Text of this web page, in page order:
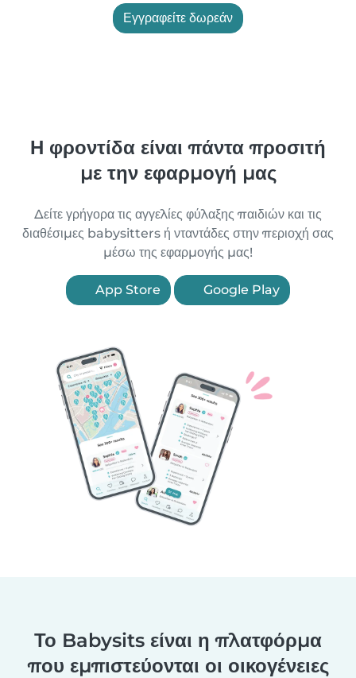
Εγγραφείτε δωρεάν
Η φροντίδα είναι πάντα προσιτή
με την εφαρμογή μας
Δείτε γρήγορα τις αγγελίες φύλαξης παιδιών και τις
διαθέσιμες babysitters ή νταντάδες στην περιοχή σας
μέσω της εφαρμογής μας!
App Store Google Play
Το Babysits είναι η πλατφόρμα
που εμπιστεύονται οι οικογένειες